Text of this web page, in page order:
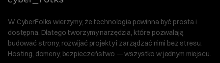
W CyberFolks wierzymy, że technologia powinna być prosta i
dostępna. Dlatego tworzymy narzędzia, które pozwalają
budować strony, rozwijać projekty i zarządzać nimi bez stresu.
Hosting, domeny, bezpieczeństwo — wszystko w jednym miejscu.